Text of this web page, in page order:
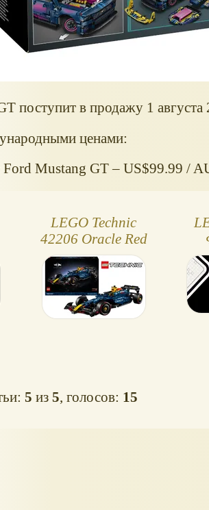
поступит в продажу 1 августа
ценами:
Ford Mustang GT – US$99.99 /
LEGO Technic
42206 Oracle Red
Bull Racing RB20
F1
5 из5, голосов: 15